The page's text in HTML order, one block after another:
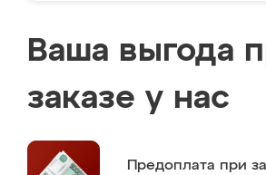
Ваша выгода
заказе у нас
Предоплата при